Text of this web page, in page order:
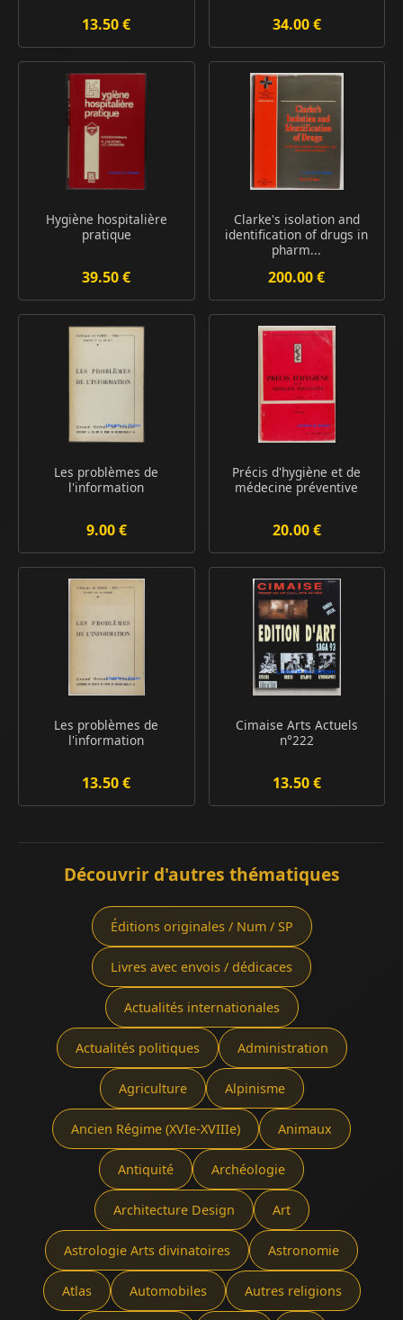
13.50 € 34.00 €
Hygiène hospitalière
pratique
39.50 €
Clarke's isolation and
identification of drugs in
pharm...
200.00 €
Les problèmes de
l'information
9.00 €
Précis d'hygiène et de
médecine préventive
20.00 €
Les problèmes de
l'information
13.50 €
Cimaise Arts Actuels
n°222
13.50 €
Découvrir d'autres thématiques
Éditions originales / Num / SP
Livres avec envois / dédicaces
Actualités internationales
Actualités politiques Administration
Agriculture Alpinisme
Ancien Régime (XVIe-XVIIIe) Animaux
Antiquité Archéologie
Architecture Design Art
Astrologie Arts divinatoires Astronomie
Atlas Automobiles Autres religions